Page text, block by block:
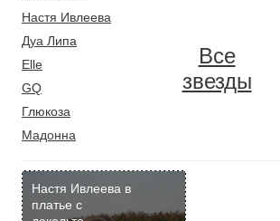
Настя Ивлеева
Дуа Липа
Elle
GQ
Глюкоза
Мадонна
Все
звезды
Настя Ивлеева в
платье с